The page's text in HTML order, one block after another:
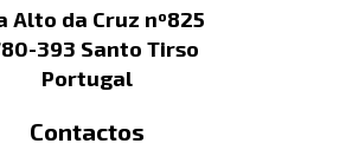
Alto da Cruz nº825
393 Santo Tirso
Portugal
Contactos